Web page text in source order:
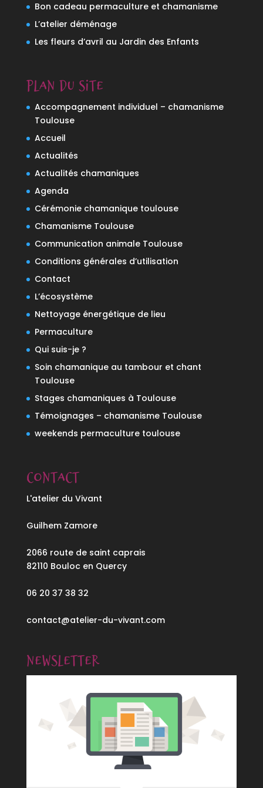
Bon cadeau permaculture et chamanisme
L’atelier déménage
Les fleurs d’avril au Jardin des Enfants
Plan du site
Accompagnement individuel – chamanisme
Toulouse
Accueil
Actualités
Actualités chamaniques
Agenda
Cérémonie chamanique toulouse
Chamanisme Toulouse
Communication animale Toulouse
Conditions générales d’utilisation
Contact
L’écosystème
Nettoyage énergétique de lieu
Permaculture
Qui suis-je ?
Soin chamanique au tambour et chant
Toulouse
Stages chamaniques à Toulouse
Témoignages – chamanisme Toulouse
weekends permaculture toulouse
Contact
L'atelier du Vivant
Guilhem Zamore
2066 route de saint caprais
82110 Bouloc en Quercy
06 20 37 38 32
contact@atelier-du-vivant.com
Newsletter